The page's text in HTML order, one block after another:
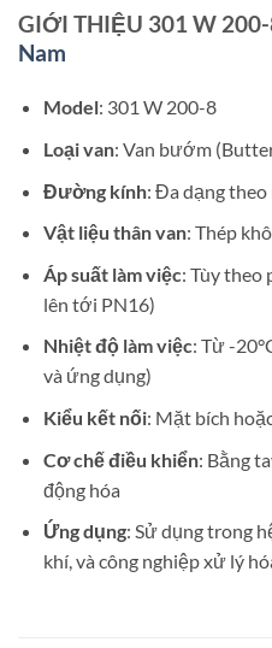
GIỚI THIỆU 301 W
Nam
Model: 301 W 200-8
Loại van: Van bướm
Đường kính: Đa dạng theo
Vật liệu thân van: Thép
Áp suất làm việc: Tùy theo
lên tới PN16)
Nhiệt độ làm việc: Từ -
và ứng dụng)
Kiểu kết nối: Mặt bích
Cơ chế điều khiển: Bằng
động hóa
Ứng dụng: Sử dụng trong
khí, và công nghiệp xử lý